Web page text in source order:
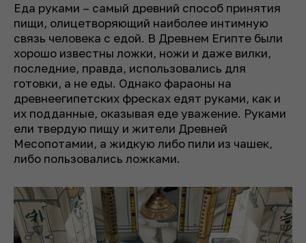
Еда руками – самый древний способ принятия
пищи, олицетворяющий наиболее интимную
связь человека с едой. В Древнем Египте были
хорошо известны ложки, ножи и даже вилки,
последние, правда, использовались для
готовки, а не еды. Однако фараоны на
древнеегипетских фресках едят руками, как и
их подданные, оказывая еде уважение. Руками
ели твердую пищу и жители Древней
Месопотамии, а жидкую либо пили из чашек,
либо пользовались ложками.